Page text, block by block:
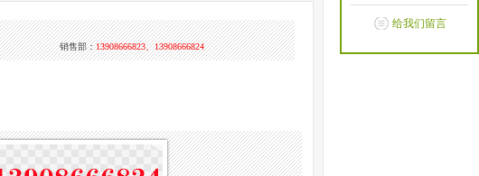
销售部：13908666823、13908666824
给我们留言